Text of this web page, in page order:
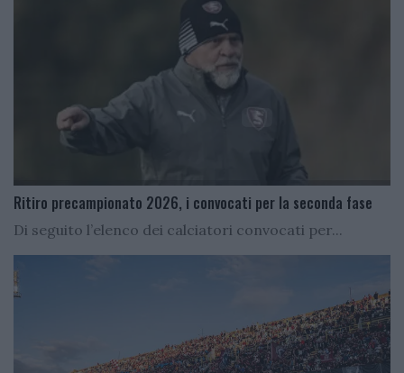
Ritiro precampionato 2026, i convocati per la seconda fase
Di seguito l’elenco dei calciatori convocati per...